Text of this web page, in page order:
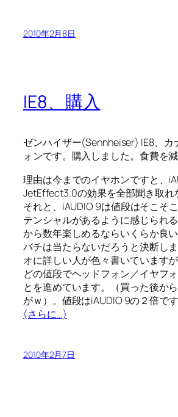
2010年2月8日
IE8、購入
ゼンハイザー(Sennheiser) IE8、カ
ォンです。購入しました。食費を
理由は今までのイヤホンですと、
JetEffect3.0の効果を全部聞き取れ
それと、iAUDIO 9は値段はそこそ
テンシャルがあるように感じられ
から数年楽しめるならいくらか良
バチは当たらないだろうと決断し
オに詳しい人が色々書いています
どの値段でヘッドフォン／イヤフ
とを進めています。（買った後か
がｗ）。値段はiAUDIO 9の２倍で
(さらに…)
2010年2月7日